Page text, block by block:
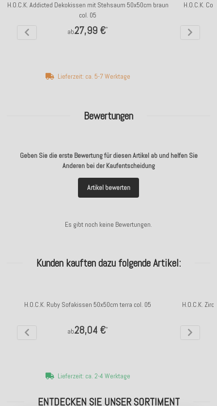
Bewertungen
Geben Sie die erste Bewertung für diesen Artikel ab und helfen Sie
Anderen bei der Kaufentscheidung
Artikel bewerten
Es gibt noch keine Bewertungen.
H.O.C.K. Addicted Dekokissen mit Stehsaum 50x50cm braun
col. 05
ab27,99 €*
Lieferzeit: ca. 5-7 Werktage
H.O.C.K.
Kunden kauften dazu folgende Artikel:
H.O.C.K. Ruby Sofakissen 50x50cm terra col. 05
ab28,04 €*
Lieferzeit: ca. 2-4 Werktage
H.O.C.K.
ENTDECKEN SIE UNSER SORTIMENT